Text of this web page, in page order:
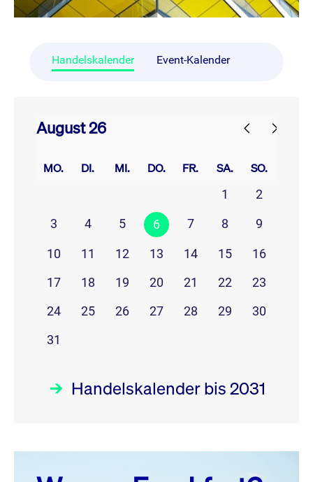
Handelskalender Event-Kalender
August 26
MO. DI. MI. DO. FR. SA. SO.
1
2
3
4 5 6 7 8 9
10 11 12 13 14 15
16
17
18 19 20 21 22
23
24
25 26 27 28 29
30
31
Handelskalender bis 2031
August 26